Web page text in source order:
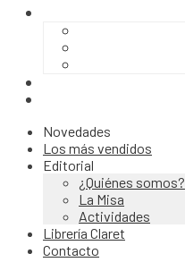
Novedades
Los más vendidos
Editorial
¿Quiénes somos?
La Misa
Actividades
Librería Claret
Contacto